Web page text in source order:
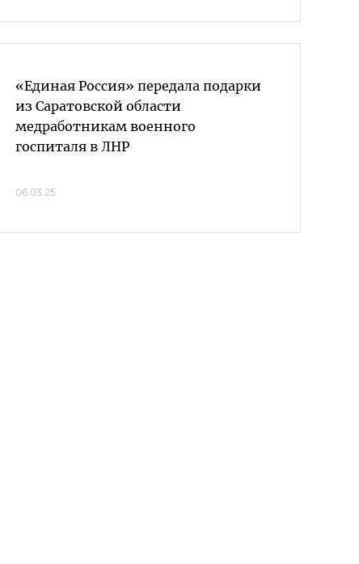
«Единая Россия» передала подарки
из Саратовской области
медработникам военного
госпиталя в ЛНР
06.03.25